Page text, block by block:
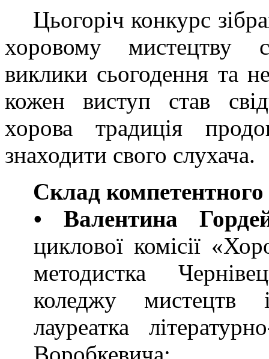
Цьогоріч конкурс
хоровому мистецтву
виклики сьогодення та
кожен виступ став
хорова традиція
знаходити свого слухача.
Склад
• Валентина
циклової комісії
методистка
коледжу мистецтв
лауреатка
Воробкевича;